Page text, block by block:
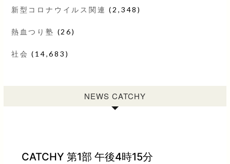
新型コロナウイルス関連 (2,348)
熱血つり塾 (26)
社会 (14,683)
NEWS CATCHY
CATCHY 第1部 午後4時15分